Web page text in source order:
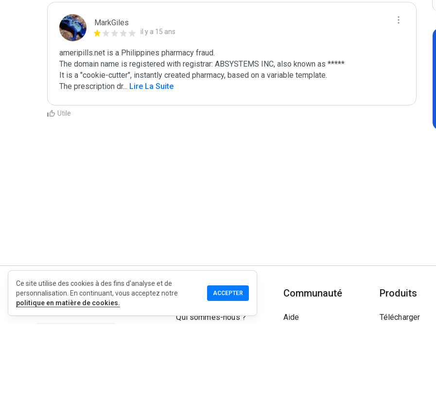
MarkGiles
il y a 15 ans
ameripills.net is a Philippines pharmacy fraud.
The domain name is registered with registrar: ABSYSTEMS INC, also known as *****
It is a "cookie-cutter", instantly created pharmacy, based on a variable template.
The prescription dr... Lire La Suite
Utile
MyWOT
Qui sommes-nous ?
Communauté
Aide
Produits
Télécharger
Ce site utilise des cookies à des fins d'analyse et de
personnalisation. En continuant, vous acceptez notre
politique en matière de cookies.
ACCEPTER